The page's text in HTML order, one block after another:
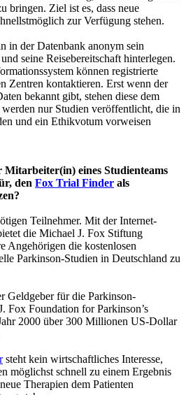
bringen. Ziel ist es, dass neue
zur Verfügung stehen.
in der Datenbank anonym sein
seine Reisebereitschaft hinterlegen.
können registrierte
Zentren kontaktieren. Erst wenn der
bekannt gibt, stehen diese dem
nur Studien veröffentlicht, die in
und ein Ethikvotum vorweisen
eines Studienteams
den Fox Trial Finder als
Teilnehmer. Mit der Internet-
die Michael J. Fox Stiftung
Angehörigen die kostenlosen
Parkinson-Studien in Deutschland zu
Geldgeber für die Parkinson-
Fox Foundation for Parkinson’s
2000 über 300 Millionen US-Dollar
steht kein wirtschaftliches Interesse,
möglichst schnell zu einem Ergebnis
Therapien dem Patienten